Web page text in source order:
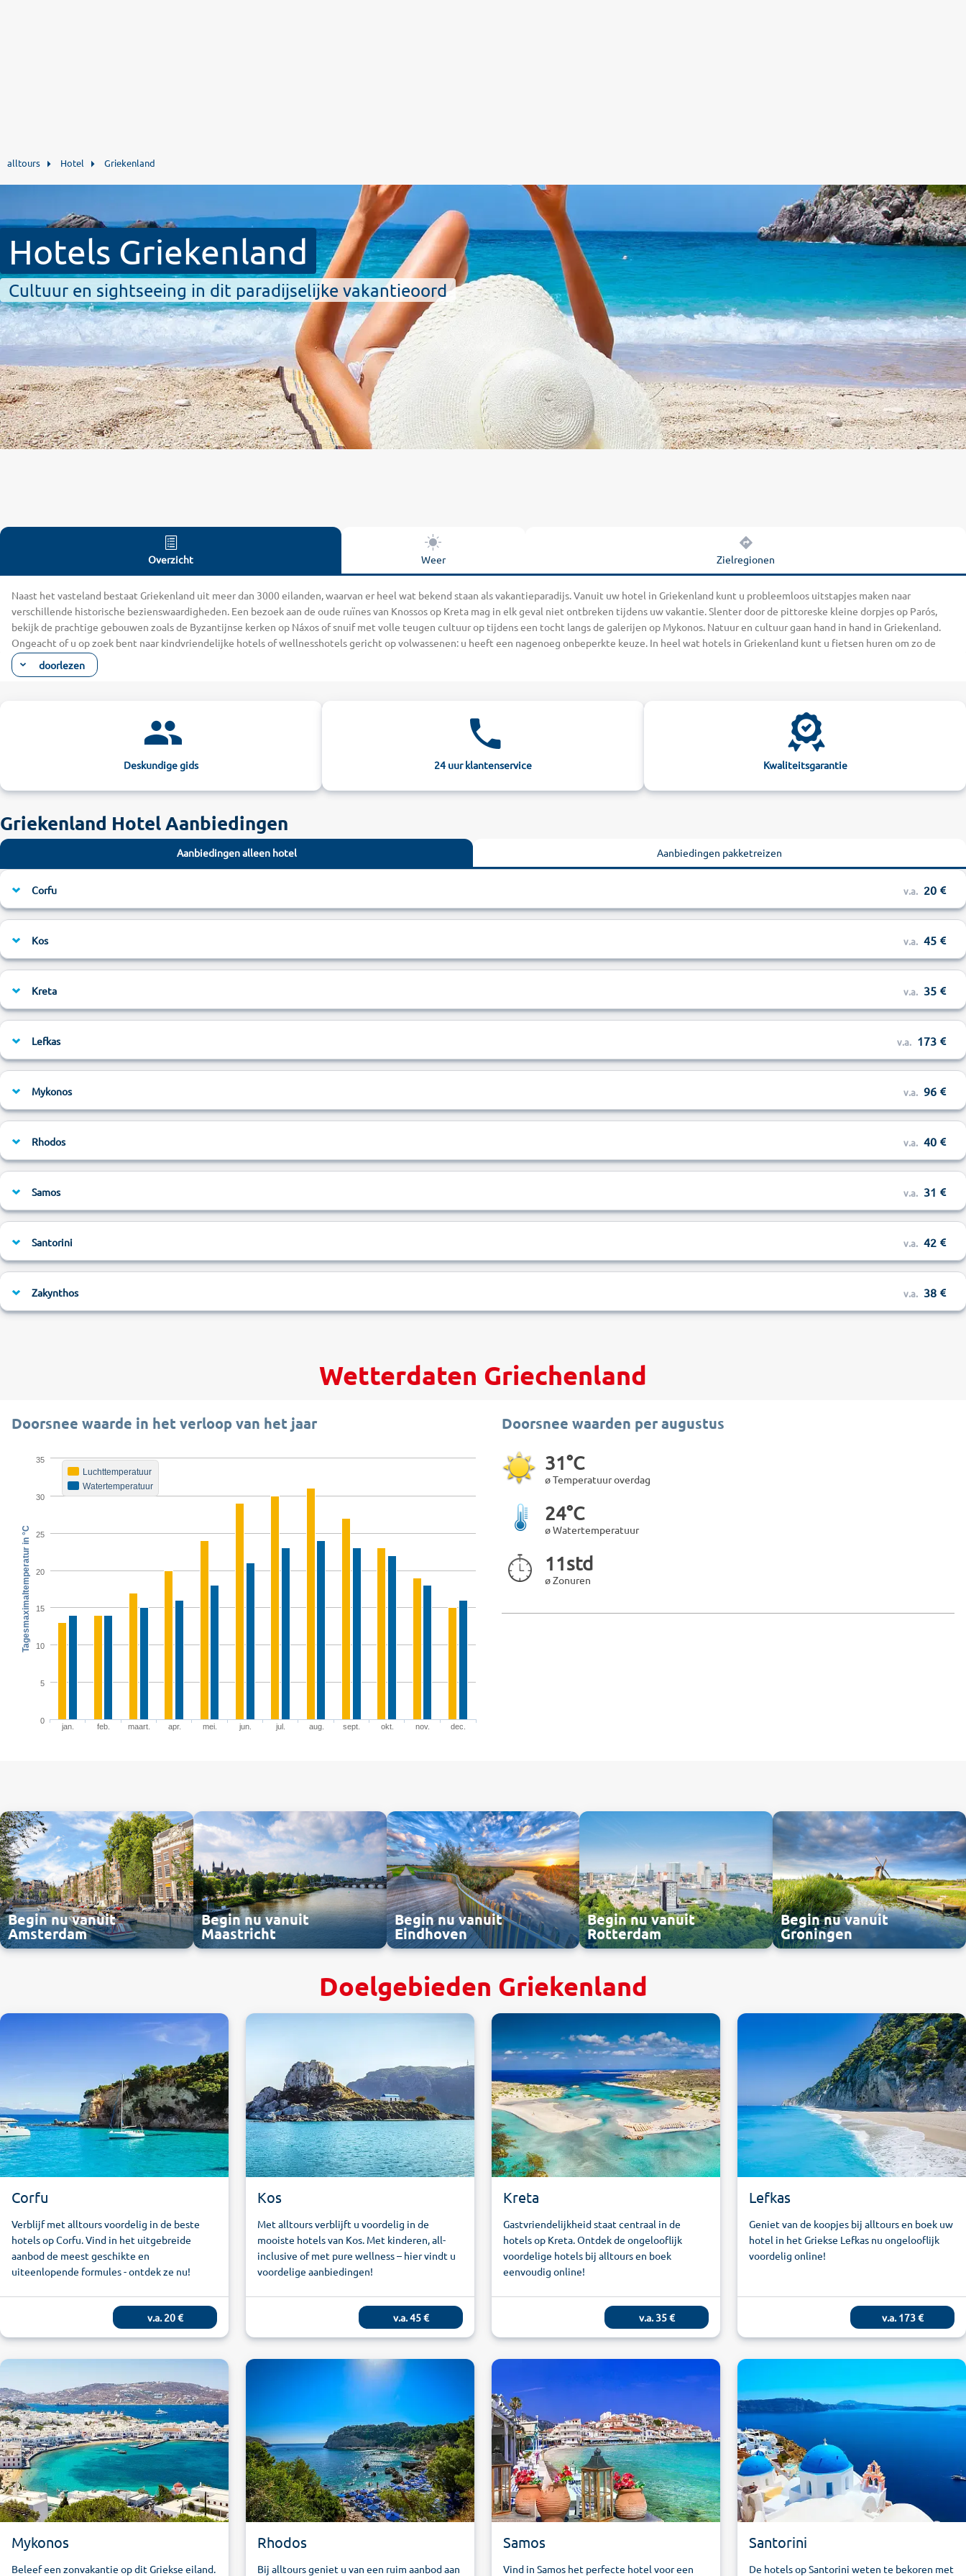
alltours Hotel Griekenland
Hotels Griekenland
Cultuur en sightseeing in dit paradijselijke vakantieoord
Overzicht Weer Zielregionen
Naast het vasteland bestaat Griekenland uit meer dan 3000 eilanden, waarvan er heel wat bekend staan als vakantieparadijs. Vanuit uw hotel in Griekenland kunt u probleemloos uitstapjes maken naar
verschillende historische bezienswaardigheden. Een bezoek aan de oude ruïnes van Knossos op Kreta mag in elk geval niet ontbreken tijdens uw vakantie. Slenter door de pittoreske kleine dorpjes op Parós,
bekijk de prachtige gebouwen zoals de Byzantijnse kerken op Náxos of snuif met volle teugen cultuur op tijdens een tocht langs de galerijen op Mykonos. Natuur en cultuur gaan hand in hand in Griekenland.
Ongeacht of u op zoek bent naar kindvriendelijke hotels of wellnesshotels gericht op volwassenen: u heeft een nagenoeg onbeperkte keuze. In heel wat hotels in Griekenland kunt u fietsen huren om zo de
indrukwekkende rotslandschappen op Samos of Rhodos te verkennen en de beroemde Griekse gebouwen en prachtige tempels te ontdekken. Ervaar het contrast tussen de kleine dorpjes in de bergen van
Rhodos en de all-inclusive resorts en luxehotels langs droomachtige stranden aan de azuurblauwe zee.
Ongeacht of u droomt van een avontuurlijke vakantie in Santorini of Thassos of toch eerder van een wellnesshotel op Kreta – de hotels in Griekenland bieden voor elk wat wils. Ontsnap aan de dagelijkse stress
en geniet in uw hotel van beautybehandelingen, stoombaden, haar- en schoonheidssalons of van het ruime sportaanbod met tennisterreinen en fitnesscentra. Op de eilanden Chalkidiki of Kos vindt u diverse
hotels met een voortreffelijk eigen stukje strand. Laat uw blik hier al tijdens het ontbijt over de enorme zee dwalen. Bezoek daarna plekken met een rijke geschiedenis zoals Corfu, dat het toneel vormt voor de
Odyssee van Homerus. Op Kreta kunt u dan weer genieten van luxueuze en indrukwekkende familiehotels met enorme waterpretparken, spectaculaire waterglijbanen en gigantische buitenzwembaden. Of
uitstekende service die niets te wensen overlaat. In ons aanbod vindt u vast het geschikte hotel in Griekenland dat volledig aan uw wensen voldoet. Boek nu uw hotel bijzonder voordelig bij alltours!
doorlezen
Deskundige gids 24 uur klantenservice Kwaliteitsgarantie
Griekenland Hotel Aanbiedingen
Aanbiedingen alleen hotel Aanbiedingen pakketreizen
Corfu v.a. 20
Kos v.a. 45
Kreta v.a. 35
Lefkas v.a. 173
Mykonos v.a. 96
Rhodos v.a. 40
Samos v.a. 31
Santorini v.a. 42
Zakynthos v.a. 38
Wetterdaten Griechenland
Doorsnee waarden per augustus
31°C
ø Temperatuur overdag
24°C
ø Watertemperatuur
11std
ø Zonuren
Doorsnee waarde in het verloop van het jaar
Tagesmaximaltemperatur in °C
Luchttemperatuur
Watertemperatuur
jan. feb. maart. apr. mei. jun. jul. aug. sept. okt. nov. dec.
0
5
10
15
20
25
30
35
Begin nu vanuit
Amsterdam
Begin nu vanuit
Maastricht
Begin nu vanuit
Eindhoven
Begin nu vanuit
Rotterdam
Begin nu vanuit
Groningen
Doelgebieden Griekenland
Corfu
Verblijf met alltours voordelig in de beste
hotels op Corfu. Vind in het uitgebreide
aanbod de meest geschikte en
uiteenlopende formules - ontdek ze nu!
v.a.20€
Kos
Met alltours verblijft u voordelig in de
mooiste hotels van Kos. Met kinderen, all-
inclusive of met pure wellness – hier vindt u
voordelige aanbiedingen!
v.a.45€
Kreta
Gastvriendelijkheid staat centraal in de
hotels op Kreta. Ontdek de ongelooflijk
voordelige hotels bij alltours en boek
eenvoudig online!
v.a.35€
Lefkas
Geniet van de koopjes bij alltours en boek uw
hotel in het Griekse Lefkas nu ongelooflijk
voordelig online!
v.a.173€
Mykonos
Beleef een zonvakantie op dit Griekse eiland.
Rhodos
Bij alltours geniet u van een ruim aanbod aan
Samos
Vind in Samos het perfecte hotel voor een
Santorini
De hotels op Santorini weten te bekoren met